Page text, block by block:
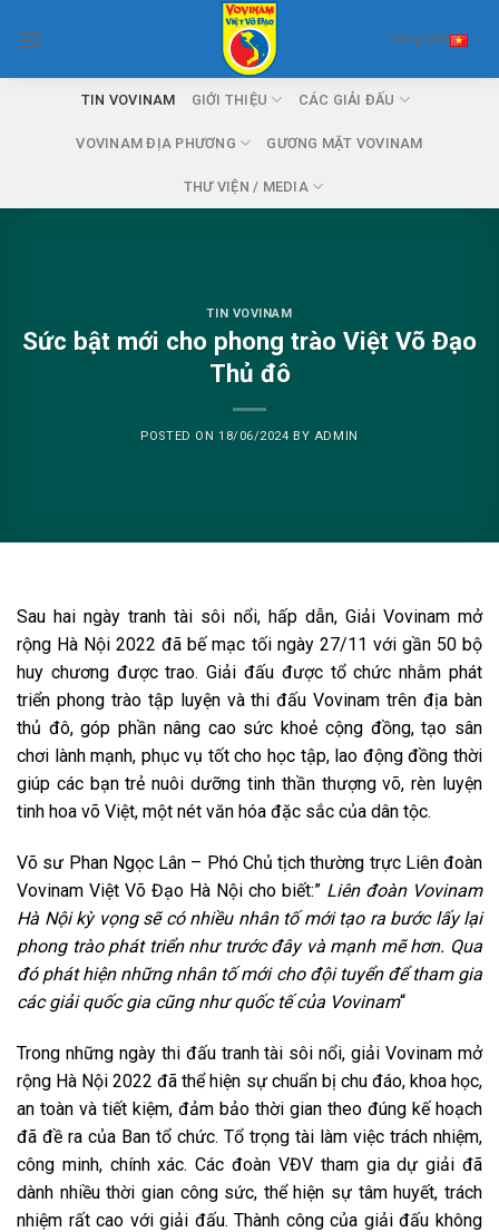
Tiếng Việt
TIN VOVINAM GIỚI THIỆU CÁC GIẢI ĐẤU
VOVINAM ĐỊA PHƯƠNG GƯƠNG MẶT VOVINAM
THƯ VIỆN / MEDIA
TIN VOVINAM
Sức bật mới cho phong trào Việt Võ Đạo
Thủ đô
POSTED ON 18/06/2024 BY ADMIN
Sau hai ngày tranh tài sôi nổi, hấp dẫn, Giải Vovinam mở
rộng Hà Nội 2022 đã bế mạc tối ngày 27/11 với gần 50 bộ
huy chương được trao. Giải đấu được tổ chức nhằm phát
triển phong trào tập luyện và thi đấu Vovinam trên địa bàn
thủ đô, góp phần nâng cao sức khoẻ cộng đồng, tạo sân
chơi lành mạnh, phục vụ tốt cho học tập, lao động đồng thời
giúp các bạn trẻ nuôi dưỡng tinh thần thượng võ, rèn luyện
tinh hoa võ Việt, một nét văn hóa đặc sắc của dân tộc.
Võ sư Phan Ngọc Lân – Phó Chủ tịch thường trực Liên đoàn
Vovinam Việt Võ Đạo Hà Nội cho biết:” Liên đoàn Vovinam
Hà Nội kỳ vọng sẽ có nhiều nhân tố mới tạo ra bước lấy lại
phong trào phát triển như trước đây và mạnh mẽ hơn. Qua
đó phát hiện những nhân tố mới cho đội tuyển để tham gia
các giải quốc gia cũng như quốc tế của Vovinam“
Trong những ngày thi đấu tranh tài sôi nổi, giải Vovinam mở
rộng Hà Nội 2022 đã thể hiện sự chuẩn bị chu đáo, khoa học,
an toàn và tiết kiệm, đảm bảo thời gian theo đúng kế hoạch
đã đề ra của Ban tổ chức. Tổ trọng tài làm việc trách nhiệm,
công minh, chính xác. Các đoàn VĐV tham gia dự giải đã
dành nhiều thời gian công sức, thể hiện sự tâm huyết, trách
nhiệm rất cao với giải đấu. Thành công của giải đấu không